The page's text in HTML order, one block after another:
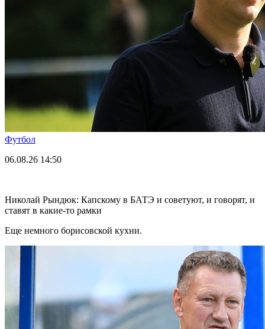
Футбол
06.08.26 14:50
Николай Рындюк: Капскому в БАТЭ и советуют, и говорят, и
ставят в какие-то рамки
Еще немного борисовской кухни.